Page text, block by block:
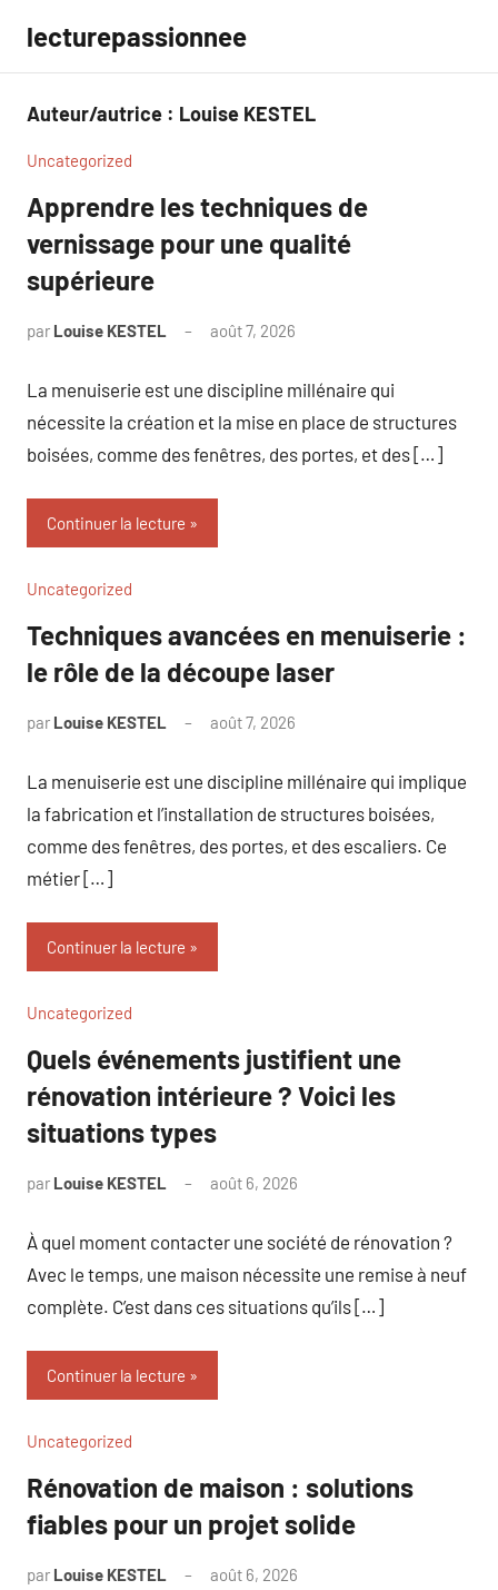
contenu
lecturepassionnee
Auteur/autrice : Louise KESTEL
Uncategorized
Apprendre les techniques de
vernissage pour une qualité
supérieure
par Louise KESTEL août 7, 2026
La menuiserie est une discipline millénaire qui
nécessite la création et la mise en place de structures
boisées, comme des fenêtres, des portes, et des […]
Continuer la lecture
Uncategorized
Techniques avancées en menuiserie :
le rôle de la découpe laser
par Louise KESTEL août 7, 2026
La menuiserie est une discipline millénaire qui implique
la fabrication et l’installation de structures boisées,
comme des fenêtres, des portes, et des escaliers. Ce
métier […]
Continuer la lecture
Uncategorized
Quels événements justifient une
rénovation intérieure ? Voici les
situations types
par Louise KESTEL août 6, 2026
À quel moment contacter une société de rénovation ?
Avec le temps, une maison nécessite une remise à neuf
complète. C’est dans ces situations qu’ils […]
Continuer la lecture
Uncategorized
Rénovation de maison : solutions
fiables pour un projet solide
par Louise KESTEL août 6, 2026